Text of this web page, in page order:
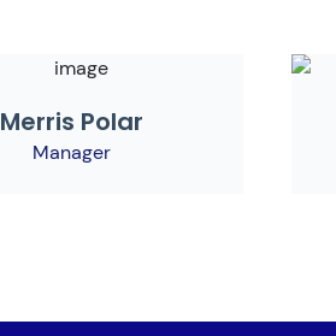
Merris Polar
Manager